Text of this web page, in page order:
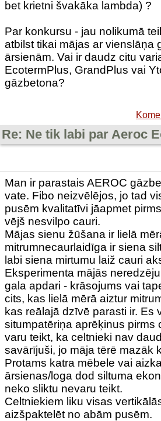
bet krietni švakāka lambda) ?
Par konkursu - jau nolikumā
atbilst tikai mājas ar vienslāņa
ārsienām. Vai ir daudz citu
EcotermPlus, GrandPlus vai
gāzbetona?
Re: Ne tik labi par Aeroc
Man ir parastais AEROC
vate. Fibo neizvēlējos, jo tad
pusēm kvalitatīvi jāapmet
vējš nesvilpo cauri.
Mājas sienu žūšana ir lielā
mitrumnecaurlaidīga ir siena
labi siena mirtumu laiž cauri
Eksperimenta mājās
gala apdari - krāsojums vai
cits, kas lielā mērā aiztur
kas reālajā dzīvē parasti ir. Es
situmpatēriņa aprēķinus pirms
varu teikt, ka celtnieki nav
savārījuši, jo māja tērē mazāk
Protams katra mēbele vai
ārsienas/loga dod siltuma
neko sliktu nevaru teikt.
Celtniekiem liku visas
aizšpaktelēt no abām pusēm.